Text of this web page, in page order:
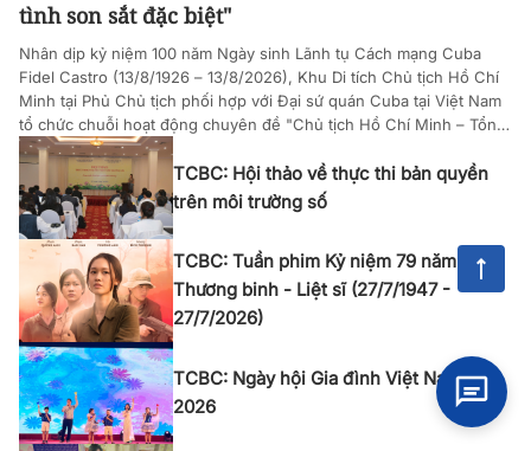
tình son sắt đặc biệt"
Nhân dịp kỷ niệm 100 năm Ngày sinh Lãnh tụ Cách mạng Cuba
Fidel Castro (13/8/1926 – 13/8/2026), Khu Di tích Chủ tịch Hồ Chí
Minh tại Phủ Chủ tịch phối hợp với Đại sứ quán Cuba tại Việt Nam
tổ chức chuỗi hoạt động chuyên đề "Chủ tịch Hồ Chí Minh – Tổng
Tư lệnh Fidel Castro: Nghĩa tình son sắt đặc biệt".
TCBC: Hội thảo về thực thi bản quyền
trên môi trường số
TCBC: Tuần phim Kỷ niệm 79 năm Ngày
Thương binh - Liệt sĩ (27/7/1947 -
27/7/2026)
TCBC: Ngày hội Gia đình Việt Nam năm
2026